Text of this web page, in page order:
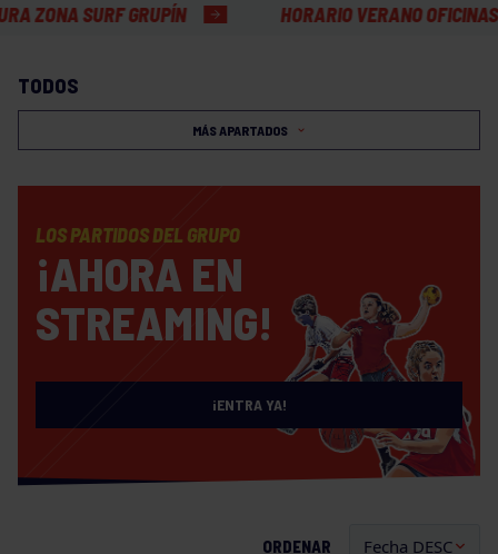
SURF GRUPÍN HORARIO VERANO OFICINAS
TODOS
MÁS APARTADOS
LOS PARTIDOS DEL GRUPO
¡AHORA EN
STREAMING!
¡ENTRA YA!
ORDENAR